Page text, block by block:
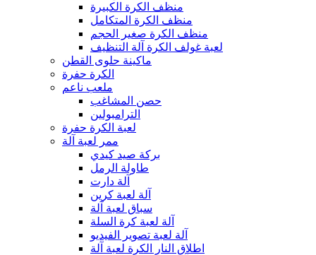
منظف ​​الكرة الكبيرة
منظف الكرة المتكامل
منظف ​​الكرة صغير الحجم
لعبة غولف الكرة آلة التنظيف
ماكينة حلوى القطن
الكرة حفرة
ملعب ناعم
حصن المشاغب
الترامبولين
لعبة الكرة حفرة
ممر لعبة آلة
بركة صيد كيدي
طاولة الرمل
آلة دارت
آلة لعبة كرين
سباق لعبة آلة
آلة لعبة كرة السلة
آلة لعبة تصوير الفيديو
اطلاق النار الكرة لعبة آلة